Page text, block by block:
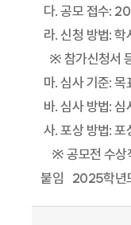
다. 공모 접수:
라. 신청 방법:
※ 참가신청서
마. 심사 기준:
바. 심사 방법:
사. 포상 방법: 포
※ 공모전 수상
붙임 2025학년